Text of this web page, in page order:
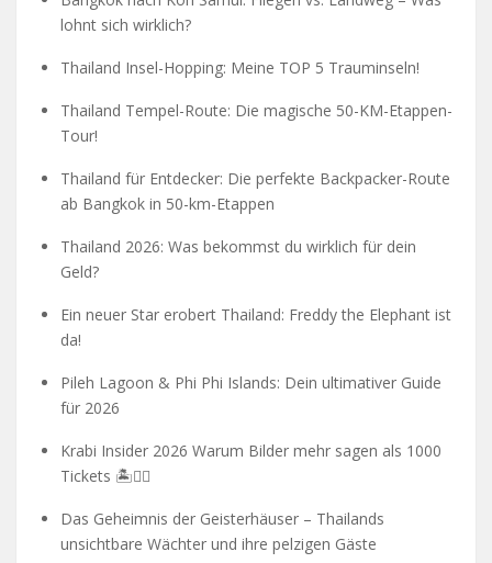
lohnt sich wirklich?
Thailand Insel-Hopping: Meine TOP 5 Trauminseln!
Thailand Tempel-Route: Die magische 50-KM-Etappen-
Tour!
Thailand für Entdecker: Die perfekte Backpacker-Route
ab Bangkok in 50-km-Etappen
Thailand 2026: Was bekommst du wirklich für dein
Geld?
Ein neuer Star erobert Thailand: Freddy the Elephant ist
da!
Pileh Lagoon & Phi Phi Islands: Dein ultimativer Guide
für 2026
Krabi Insider 2026 Warum Bilder mehr sagen als 1000
Tickets 🏝️🧗‍♂️
Das Geheimnis der Geisterhäuser – Thailands
unsichtbare Wächter und ihre pelzigen Gäste